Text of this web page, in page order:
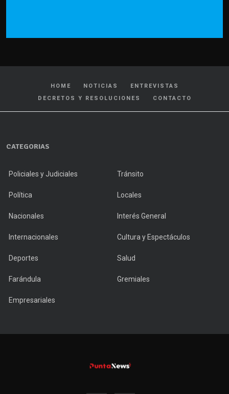
HOME NOTICIAS
ENTREVISTAS
DECRETOS Y RESOLUCIONES
CONTACTO
CATEGORIAS
Policiales y Judiciales Tránsito
Política Locales
Nacionales Interés General
Internacionales Cultura y Espectáculos
Deportes Salud
Farándula Gremiales
Empresariales